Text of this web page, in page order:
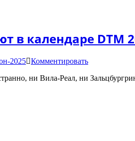
в календаре DTM
2025 Комментироватьon
Вила-
ни Вила-Реал, ни